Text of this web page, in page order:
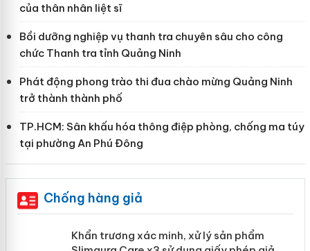
của thân nhân liệt sĩ
Bồi dưỡng nghiệp vụ thanh tra chuyên sâu cho công
chức Thanh tra tỉnh Quảng Ninh
Phát động phong trào thi đua chào mừng Quảng Ninh
trở thành thành phố
TP.HCM: Sân khấu hóa thông điệp phòng, chống ma túy
tại phường An Phú Đông
Chống hàng giả
Khẩn trương xác minh, xử lý sản phẩm